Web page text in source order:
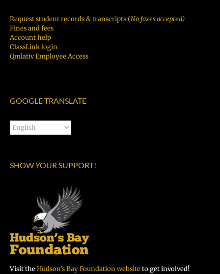
Request student records & transcripts (No faxes accepted)
Fines and fees
Account help
ClassLink login
Qmlativ Employee Access
GOOGLE TRANSLATE
SHOW YOUR SUPPORT!
Visit theHudson’s Bay Foundation websiteto get involved!